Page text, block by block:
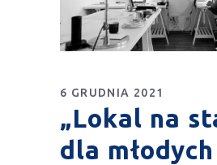
6 GRUDNIA 2021
„Lokal na
dla